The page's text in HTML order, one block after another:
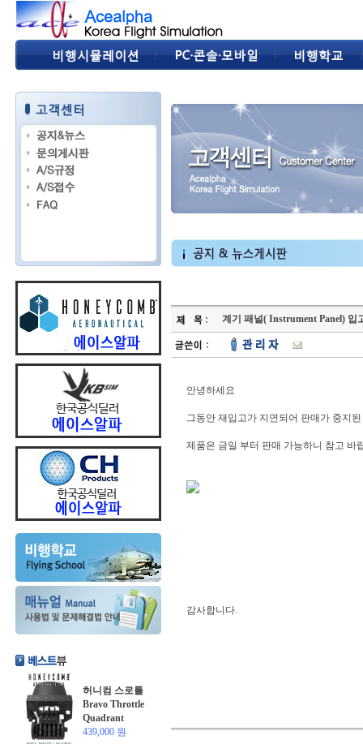
허니컴 스로틀
Bravo Throttle
Quadrant
439,000 원
계기 패널( Instrument Panel) 입
안녕하세요
그동안 재입고가 지연되어 판매가 중지
제품은 금일 부터 판매 가능하니 참고 바
감사합니다.